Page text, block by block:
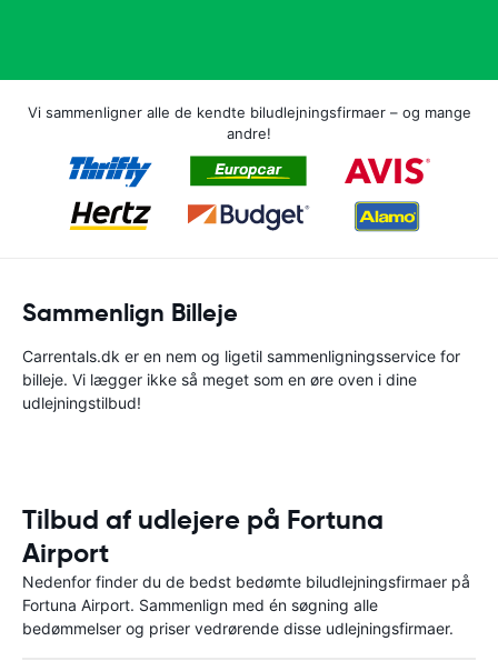
Vi sammenligner alle de kendte biludlejningsfirmaer – og mange
andre!
Sammenlign Billeje
Carrentals.dk er en nem og ligetil sammenligningsservice for
billeje. Vi lægger ikke så meget som en øre oven i dine
udlejningstilbud!
Tilbud af udlejere på Fortuna
Airport
Nedenfor finder du de bedst bedømte biludlejningsfirmaer på
Fortuna Airport. Sammenlign med én søgning alle
bedømmelser og priser vedrørende disse udlejningsfirmaer.